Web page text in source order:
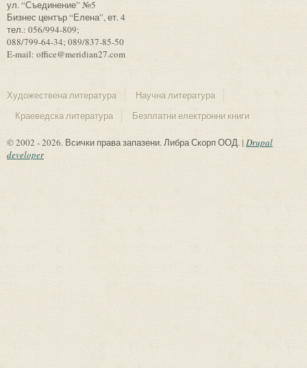
ул. “Съединение” №5
Бизнес център “Елена”, ет. 4
тел.: 056/994-809;
088/799-64-34; 089/837-85-50
E-mail: office@meridian27.com
Художествена литература
Научна литература
Краеведска литература
Безплатни електронни книги
© 2002 - 2026. Всички права запазени. Либра Скорп ООД. | Drupal
developer